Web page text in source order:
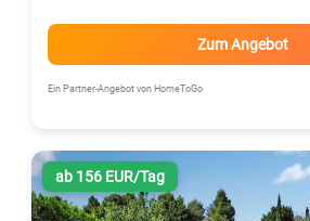
Zum Angebot
Ein Partner-Angebot von HomeToGo
ab 156 EUR/Tag